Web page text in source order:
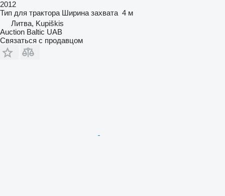
2012
Тип для трактора Ширина захвата 4 м
Литва, Kupiškis
Auction Baltic UAB
Связаться с продавцом